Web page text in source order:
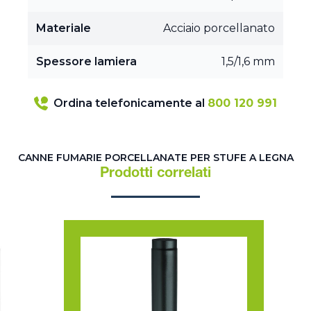
Materiale Acciaio porcellanato
Spessore lamiera 1,5/1,6 mm
Ordina telefonicamente al 800 120 991
CANNE FUMARIE PORCELLANATE PER STUFE A LEGNA
Prodotti correlati